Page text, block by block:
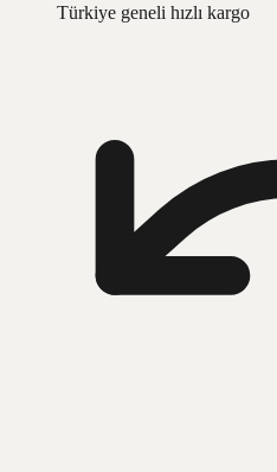
Türkiye geneli hızlı kargo